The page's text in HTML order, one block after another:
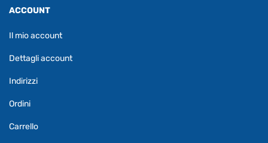
ACCOUNT
Il mio account
Dettagli account
Indirizzi
Ordini
Carrello